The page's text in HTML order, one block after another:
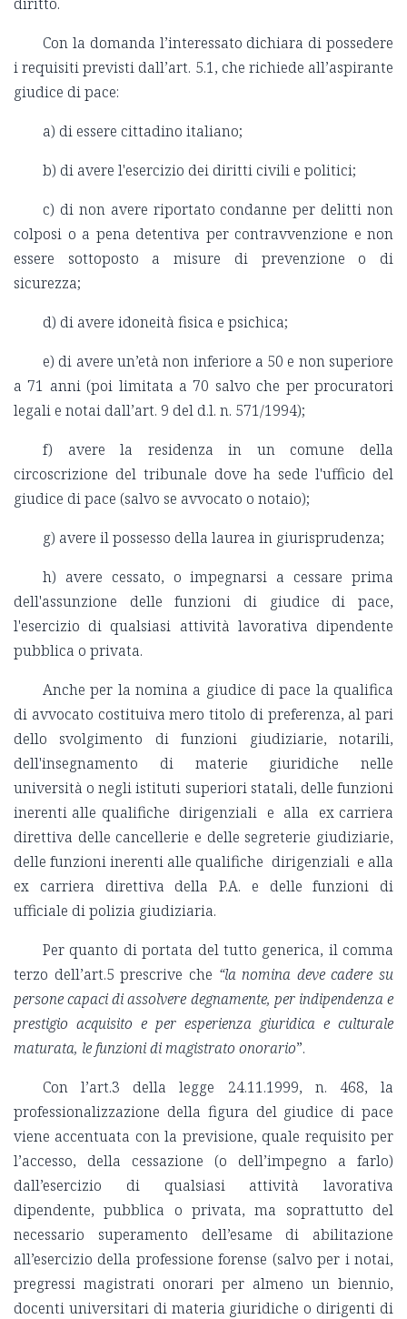
Con la domanda l’interessato dichiara di possedere
i requisiti previsti dall’art. 5.1, che richiede all’aspirante
giudice di pace:
a) di essere cittadino italiano;
b) di avere l'esercizio dei diritti civili e politici;
c) di non avere riportato condanne per delitti non
colposi o a pena detentiva per contravvenzione e non
essere sottoposto a misure di prevenzione o di
sicurezza;
d) di avere idoneità fisica e psichica;
e) di avere un’età non inferiore a 50 e non superiore
a 71 anni (poi limitata a 70 salvo che per procuratori
legali e notai dall’art. 9 del d.l. n. 571/1994);
f) avere la residenza in un comune della
circoscrizione del tribunale dove ha sede l'ufficio del
giudice di pace (salvo se avvocato o notaio);
g) avere il possesso della laurea in giurisprudenza;
h) avere cessato, o impegnarsi a cessare prima
dell'assunzione delle funzioni di giudice di pace,
l'esercizio di qualsiasi attività lavorativa dipendente
pubblica o privata.
Anche per la nomina a giudice di pace la qualifica
di avvocato costituiva mero titolo di preferenza, al pari
dello svolgimento di funzioni giudiziarie, notarili,
dell'insegnamento di materie giuridiche nelle
università o negli istituti superiori statali, delle funzioni
inerenti alle qualifiche dirigenziali e alla ex carriera
direttiva delle cancellerie e delle segreterie giudiziarie,
delle funzioni inerenti alle qualifiche dirigenziali e alla
ex carriera direttiva della P.A. e delle funzioni di
ufficiale di polizia giudiziaria.
Per quanto di portata del tutto generica, il comma
terzo dell’art.5 prescrive che “la nomina deve cadere su
persone capaci di assolvere degnamente, per indipendenza e
prestigio acquisito e per esperienza giuridica e culturale
maturata, le funzioni di magistrato onorario”.
Con l’art.3 della legge 24.11.1999, n. 468, la
professionalizzazione della figura del giudice di pace
viene accentuata con la previsione, quale requisito per
l’accesso, della cessazione (o dell’impegno a farlo)
dall’esercizio di qualsiasi attività lavorativa
dipendente, pubblica o privata, ma soprattutto del
necessario superamento dell’esame di abilitazione
all’esercizio della professione forense (salvo per i notai,
pregressi magistrati onorari per almeno un biennio,
docenti universitari di materia giuridiche o dirigenti di